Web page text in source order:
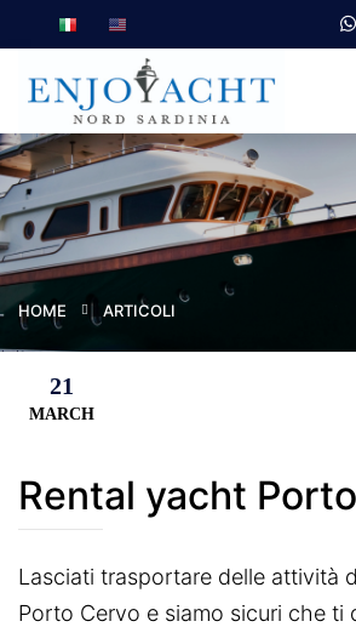
HOME ARTICOLI
21
MARCH
Rental yacht
Lasciati trasportare delle attività
Porto Cervo e siamo sicuri che ti